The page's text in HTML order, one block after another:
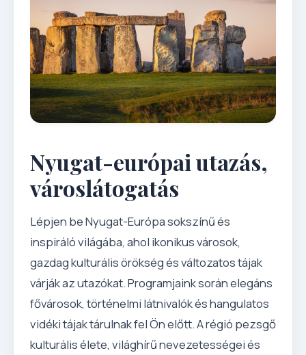
Nyugat-európai utazás,
városlátogatás
Lépjen be Nyugat-Európa sokszínű és
inspiráló világába, ahol ikonikus városok,
gazdag kulturális örökség és változatos tájak
várják az utazókat. Programjaink során elegáns
fővárosok, történelmi látnivalók és hangulatos
vidéki tájak tárulnak fel Ön előtt. A régió pezsgő
kulturális élete, világhírű nevezetességei és